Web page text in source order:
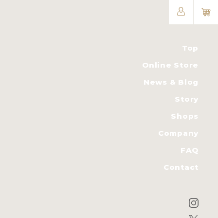
Top
Online Store
News & Blog
Story
Shops
Company
FAQ
Contact